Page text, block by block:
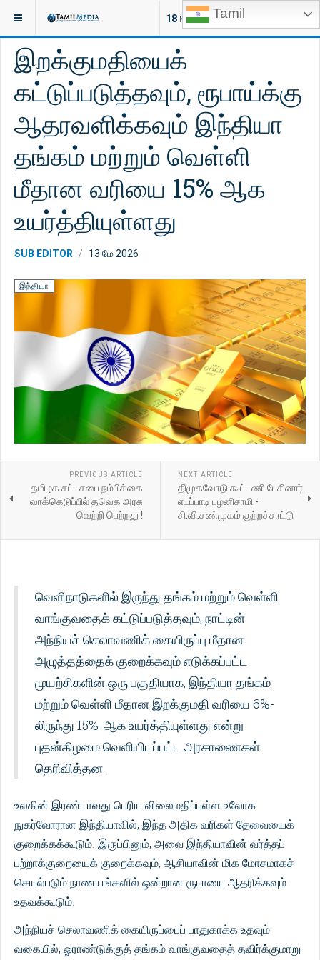
Tamil
18 NEW ARTICLES
இருக்குமிடம்: செய்திகள்
இறக்குமதியைக்
கட்டுப்படுத்தவும், ரூபாய்க்கு
ஆதரவளிக்கவும் இந்தியா
தங்கம் மற்றும் வெள்ளி
மீதான வரியை 15% ஆக
உயர்த்தியுள்ளது
SUB EDITOR 13 மே 2026
இந்தியா
PREVIOUS ARTICLE
தமிழக சட்டசபை நம்பிக்கை
வாக்கெடுப்பில் தவெக அரசு
வெற்றி பெற்றது !
NEXT ARTICLE
திமுகவோடு கூட்டணி பேசினார்
எடப்பாடி பழனிசாமி -
சி.வி.சண்முகம் குற்றச்சாட்டு
வெளிநாடுகளில் இருந்து தங்கம் மற்றும் வெள்ளி
வாங்குவதைக் கட்டுப்படுத்தவும், நாட்டின்
அந்நியச் செலாவணிக் கையிருப்பு மீதான
அழுத்தத்தைக் குறைக்கவும் எடுக்கப்பட்ட
முயற்சிகளின் ஒரு பகுதியாக, இந்தியா தங்கம்
மற்றும் வெள்ளி மீதான இறக்குமதி வரியை 6%-
லிருந்து 15%-ஆக உயர்த்தியுள்ளது என்று
புதன்கிழமை வெளியிடப்பட்ட அரசாணைகள்
தெரிவித்தன.
உலகின் இரண்டாவது பெரிய விலைமதிப்புள்ள உலோக
நுகர்வோரான இந்தியாவில், இந்த அதிக வரிகள் தேவையைக்
குறைக்கக்கூடும். இருப்பினும், அவை இந்தியாவின் வர்த்தப்
பற்றாக்குறையைக் குறைக்கவும், ஆசியாவின் மிக மோசமாகச்
செயல்படும் நாணயங்களில் ஒன்றான ரூபாயை ஆதரிக்கவும்
உதவக்கூடும்.
அந்நியச் செலாவணிக் கையிருப்பைப் பாதுகாக்க உதவும்
வகையில், ஓராண்டுக்குத் தங்கம் வாங்குவதைத் தவிர்க்குமாறு